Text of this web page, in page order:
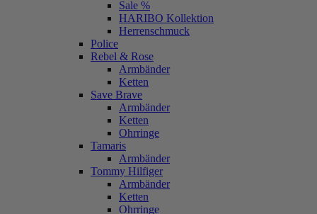
Sale %
HARIBO Kollektion
Herrenschmuck
Police
Rebel & Rose
Armbänder
Ketten
Save Brave
Armbänder
Ketten
Ohrringe
Tamaris
Armbänder
Tommy Hilfiger
Armbänder
Ketten
Ohrringe